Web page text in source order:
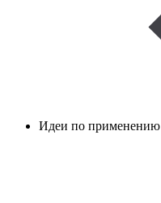
Идеи по применению